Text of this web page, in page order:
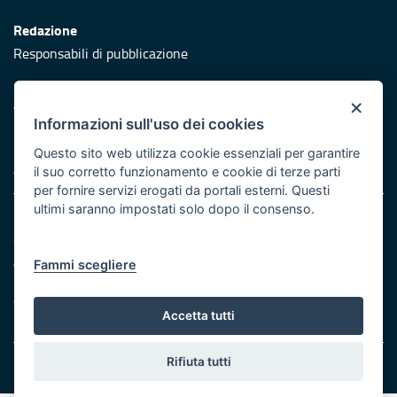
Redazione
Responsabili di pubblicazione
Protezione civile
Vai al sito di Protezione Civile Puglia
Iniziativa finanziata con risorse del POR Puglia 2014/2020 -
Asse XI
Note legali
Cookie e privacy
Atti di notifica
Servizi Intranet
© Regione Puglia
×
Informazioni sull'uso dei cookies
Questo sito web utilizza cookie essenziali per garantire
il suo corretto funzionamento e cookie di terze parti
per fornire servizi erogati da portali esterni. Questi
ultimi saranno impostati solo dopo il consenso.
Fammi scegliere
Accetta tutti
Rifiuta tutti